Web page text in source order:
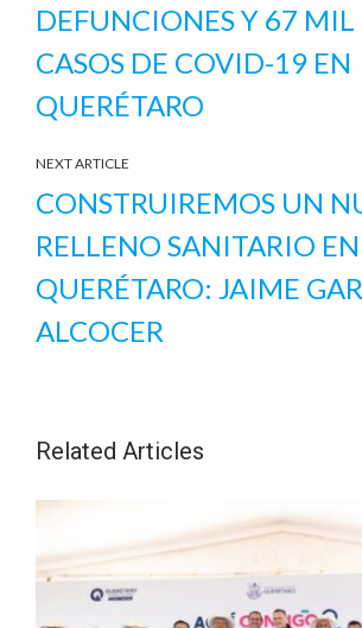
DEFUNCIONES Y 67
CASOS DE COVID-19 EN
QUERÉTARO
NEXT ARTICLE
CONSTRUIREMOS UN
RELLENO SANITARIO EN
QUERÉTARO: JAIME
ALCOCER
Related Articles